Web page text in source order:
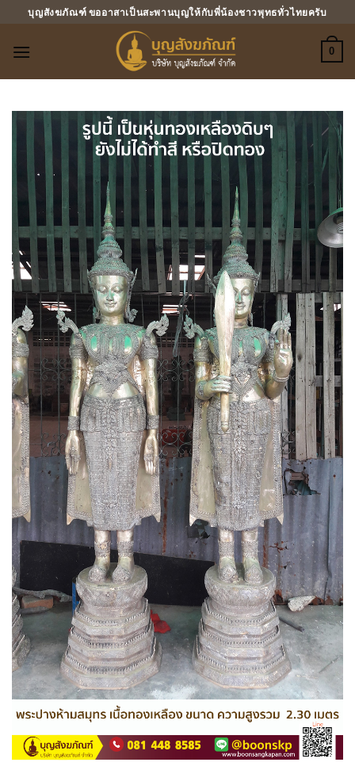
บุญสังฆภัณฑ์ ขออาสาเป็นสะพานบุญให้กับพี่น้องชาวพุทธทั่วไทยครับ
0